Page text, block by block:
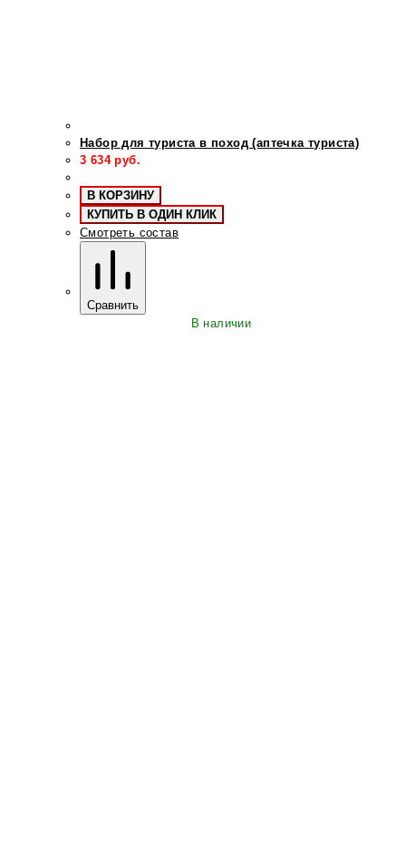
Набор для туриста в поход (аптечка туриста)
3 634руб.
В КОРЗИНУ
КУПИТЬ В ОДИН КЛИК
Смотреть состав
Сравнить
В наличии